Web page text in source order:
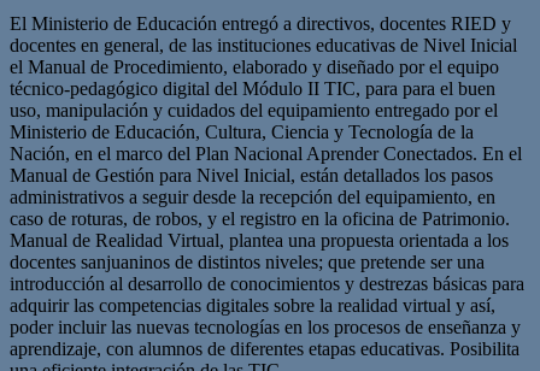
El Ministerio de Educación entregó a directivos, docentes RIED y
docentes en general, de las instituciones educativas de Nivel Inicial
el Manual de Procedimiento, elaborado y diseñado por el equipo
técnico-pedagógico digital del Módulo II TIC, para para el buen
uso, manipulación y cuidados del equipamiento entregado por el
Ministerio de Educación, Cultura, Ciencia y Tecnología de la
Nación, en el marco del Plan Nacional Aprender Conectados. En el
Manual de Gestión para Nivel Inicial, están detallados los pasos
administrativos a seguir desde la recepción del equipamiento, en
caso de roturas, de robos, y el registro en la oficina de Patrimonio.
Manual de Realidad Virtual, plantea una propuesta orientada a los
docentes sanjuaninos de distintos niveles; que pretende ser una
introducción al desarrollo de conocimientos y destrezas básicas para
adquirir las competencias digitales sobre la realidad virtual y así,
poder incluir las nuevas tecnologías en los procesos de enseñanza y
aprendizaje, con alumnos de diferentes etapas educativas. Posibilita